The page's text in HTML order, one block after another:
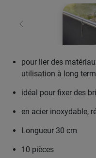
retour
pour lier des
utilisation à long
idéal pour fixer des
en acier inoxydable,
Longueur 30 cm
10 pièces